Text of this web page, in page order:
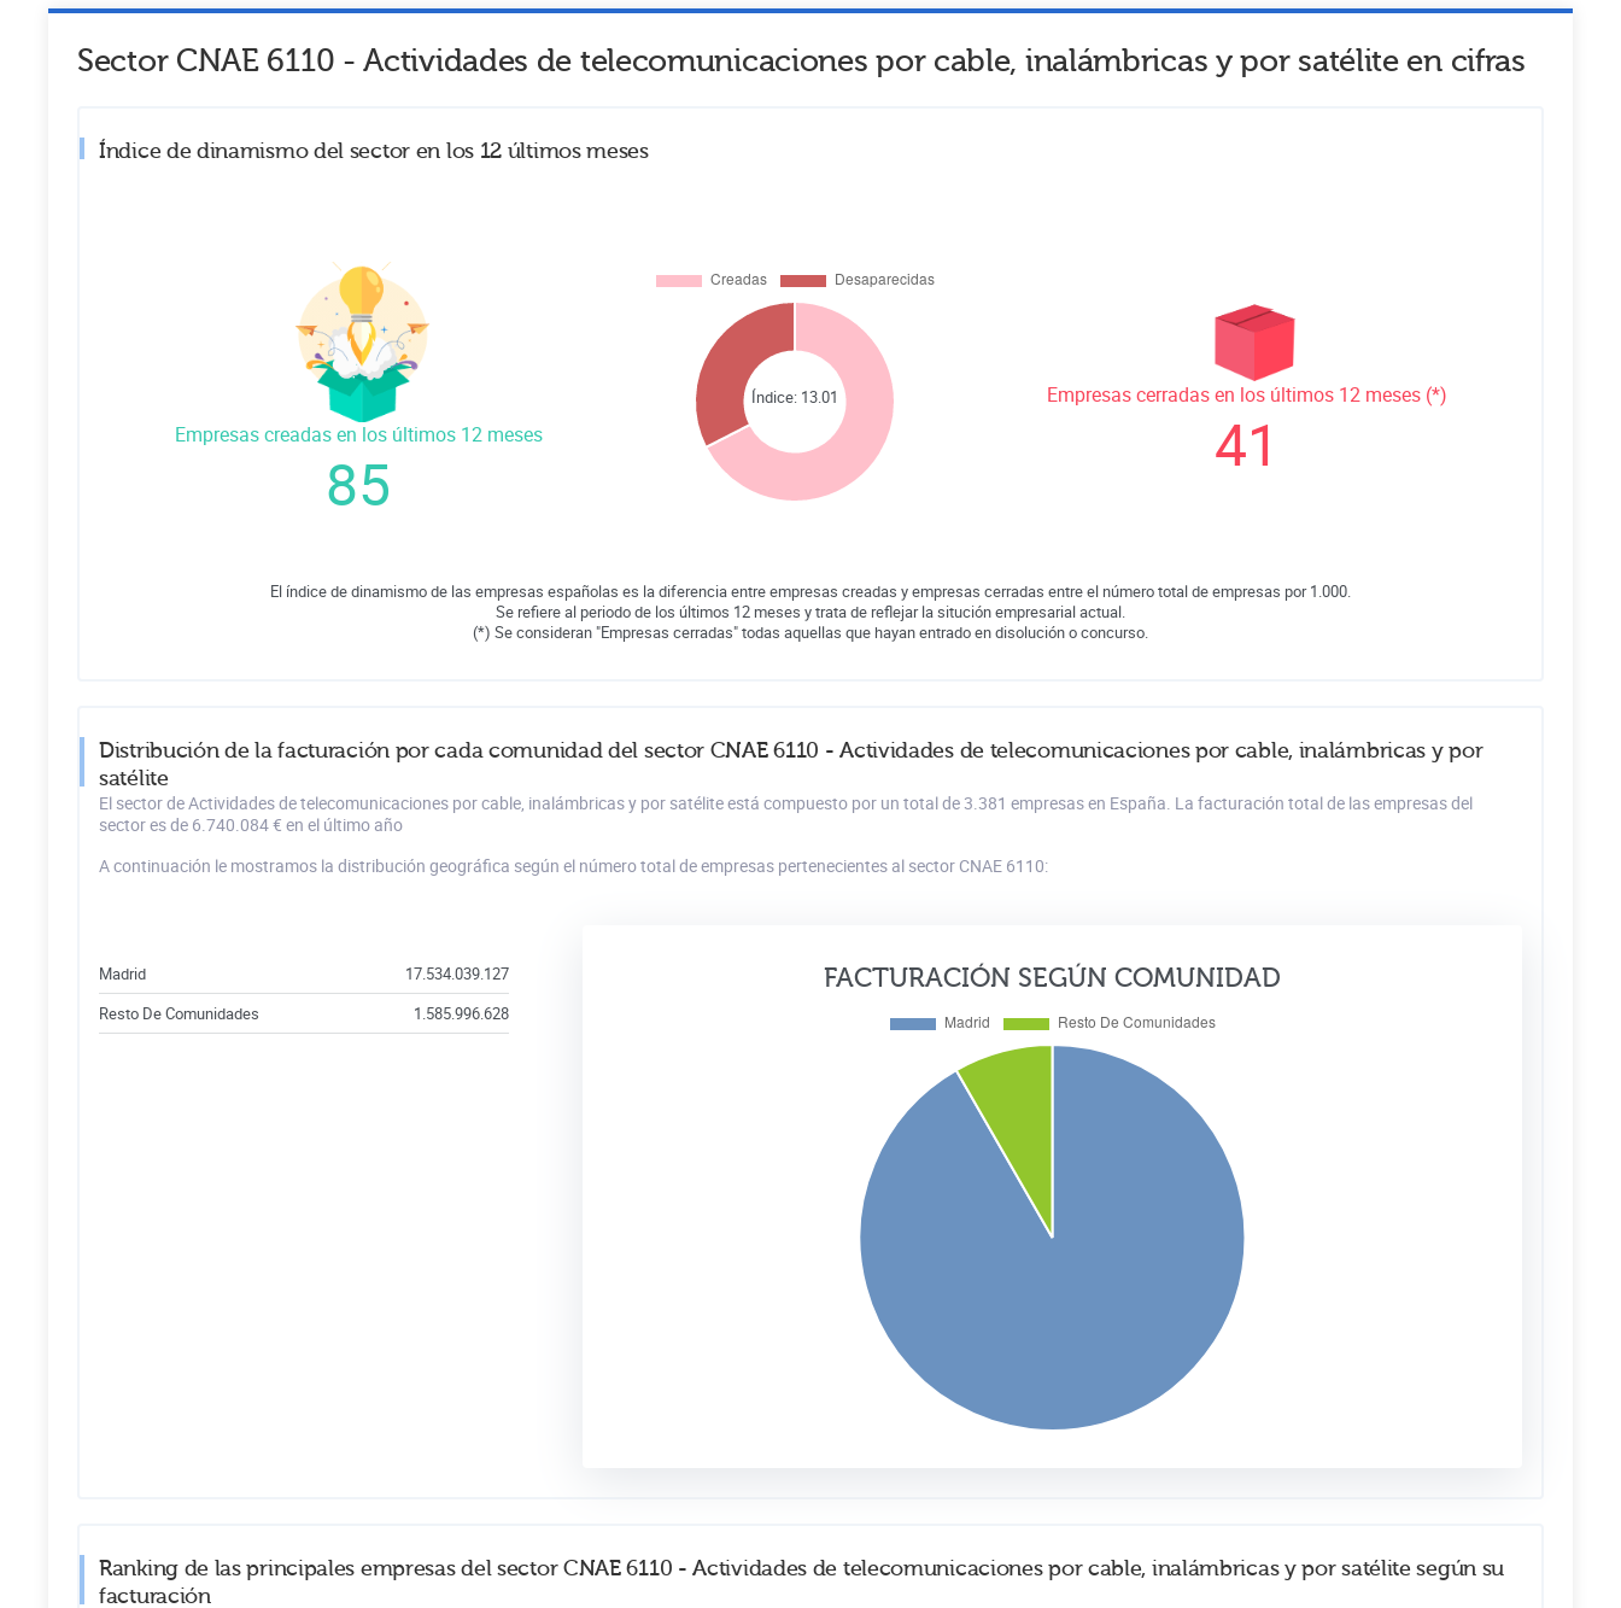
Sector CNAE 6110 -Actividades de telecomunicaciones por cable, inalámbricas y por satéliteen cifras
Índice de dinamismo del sector en los 12 últimos meses
Empresas creadas en los últimos 12 meses
85
Índice: 13.01 Empresas cerradas en los últimos 12 meses (*)
41
El índice de dinamismo de las empresas españolas es la diferencia entre empresas creadas y empresas cerradas entre el número total de empresas por 1.000.
Se refiere al periodo de los últimos 12 meses y trata de reflejar la situción empresarial actual.
(*) Se consideran "Empresas cerradas" todas aquellas que hayan entrado en disolución o concurso.
Distribución de la facturación por cada comunidad del sector CNAE 6110 - Actividades de telecomunicaciones por cable, inalámbricas y por
satélite
El sector de Actividades de telecomunicaciones por cable, inalámbricas y por satélite está compuesto por un total de 3.381 empresas en España. La facturación total de las empresas del
sector es de 6.740.084 € en el último año
A continuación le mostramos la distribución geográfica según el número total de empresas pertenecientes al sector CNAE 6110:
Madrid
17.534.039.127
Resto De Comunidades
1.585.996.628
FACTURACIÓN SEGÚN COMUNIDAD
Ranking de las principales empresas del sector CNAE 6110 - Actividades de telecomunicaciones por cable, inalámbricas y por satélite según su
facturación